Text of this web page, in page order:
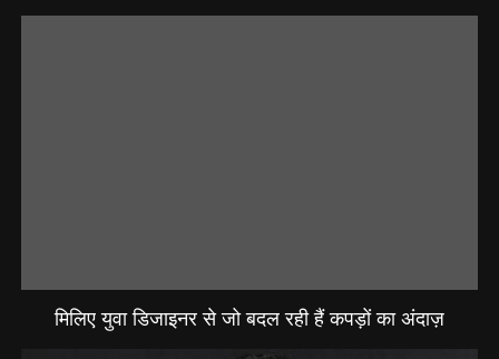
मिलिए युवा डिजाइनर से जो बदल रही हैं कपड़ों का अंदाज़